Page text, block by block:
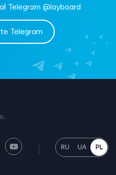
Telegram @layboard
Telegram
RU UA PL